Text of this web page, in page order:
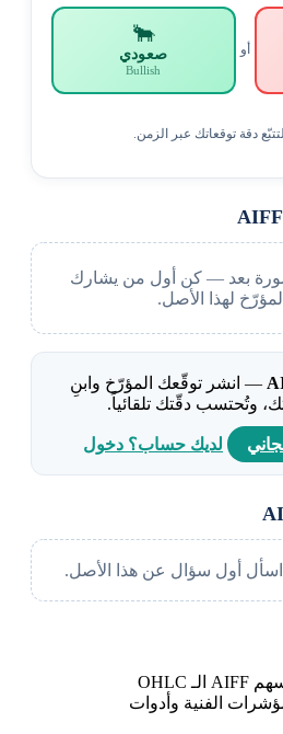
أو
🐂
صعودي
Bullish
دقة توقعاتك عبر الزمن.
بعد — كن أول من يشارك
لهذا الأصل.
— انشر توقّعك المؤرّخ وابنِ
وتُحتسب دقّتك تلقائياً.
لديك حساب؟ دخول
اسأل أول سؤال عن هذا الأصل.
مخطط أسعار سهم AIFF الـ OHLC
الفنية وأدوات